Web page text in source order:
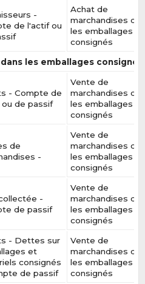
-
de l'actif ou
Achat de
marchandises
les emballages
consignés
les emballages consignés
- Compte de
de passif
Vente de
marchandises
les emballages
consignés
de
-
Vente de
marchandises
les emballages
consignés
-
de passif
Vente de
marchandises
les emballages
consignés
- Dettes sur
et
consignés
de passif
Vente de
marchandises
les emballages
consignés